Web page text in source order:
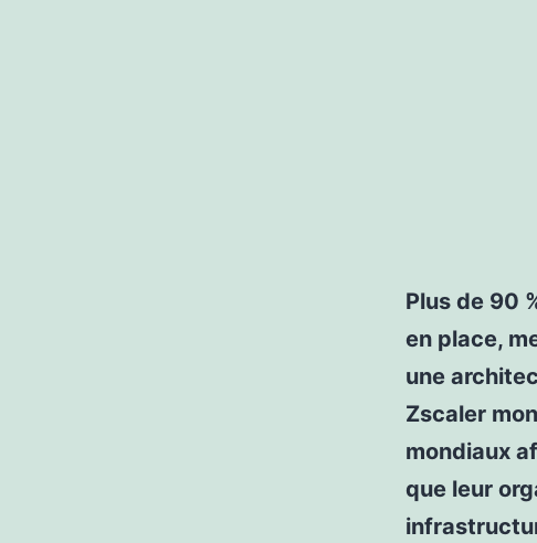
Plus de 90
en place,
une
Zscaler
mondiaux
que leur